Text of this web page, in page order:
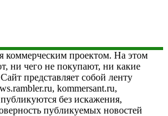
коммерческим проектом. На этом
ни чего не покупают, ни какие
представляет собой ленту
kommersant.ru,
без искажения,
публикуемых новостей